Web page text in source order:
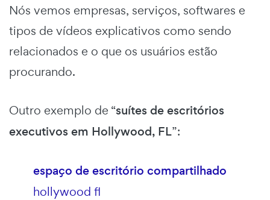
Nós vemos empresas, serviços, softwares e
tipos de vídeos explicativos como sendo
relacionados e o que os usuários estão
procurando.
Outro exemplo de “suítes de escritórios
executivos em Hollywood, FL”:
espaço de escritório compartilhado
hollywood fl